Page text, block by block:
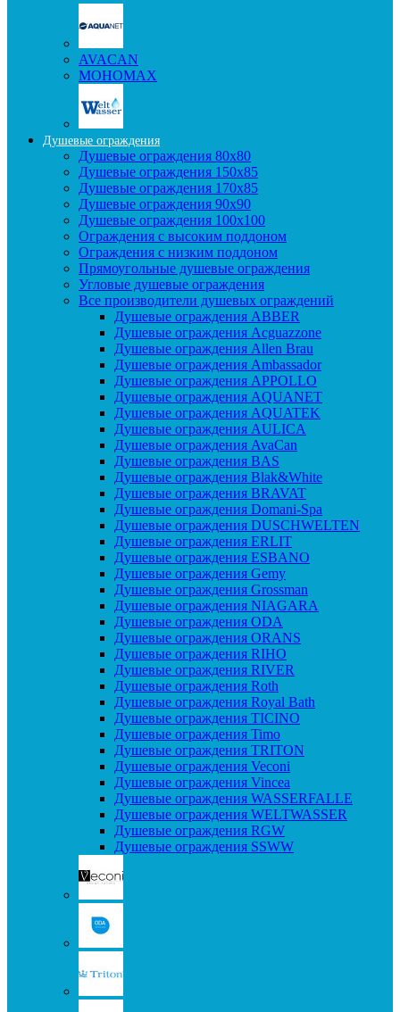
AVACAN
МОНОМАХ
Душевые ограждения
Душевые ограждения 80x80
Душевые ограждения 150x85
Душевые ограждения 170x85
Душевые ограждения 90x90
Душевые ограждения 100x100
Ограждения с высоким поддоном
Ограждения с низким поддоном
Прямоугольные душевые ограждения
Угловые душевые ограждения
Все производители душевых ограждений
Душевые ограждения ABBER
Душевые ограждения Acguazzone
Душевые ограждения Allen Brau
Душевые ограждения Ambassador
Душевые ограждения APPOLLO
Душевые ограждения AQUANET
Душевые ограждения AQUATEK
Душевые ограждения AULICA
Душевые ограждения AvaCan
Душевые ограждения BAS
Душевые ограждения Blak&White
Душевые ограждения BRAVAT
Душевые ограждения Domani-Spa
Душевые ограждения DUSCHWELTEN
Душевые ограждения ERLIT
Душевые ограждения ESBANO
Душевые ограждения Gemy
Душевые ограждения Grossman
Душевые ограждения NIAGARA
Душевые ограждения ODA
Душевые ограждения ORANS
Душевые ограждения RIHO
Душевые ограждения RIVER
Душевые ограждения Roth
Душевые ограждения Royal Bath
Душевые ограждения TICINO
Душевые ограждения Timo
Душевые ограждения TRITON
Душевые ограждения Veconi
Душевые ограждения Vincea
Душевые ограждения WASSERFALLE
Душевые ограждения WELTWASSER
Душевые ограждения RGW
Душевые ограждения SSWW